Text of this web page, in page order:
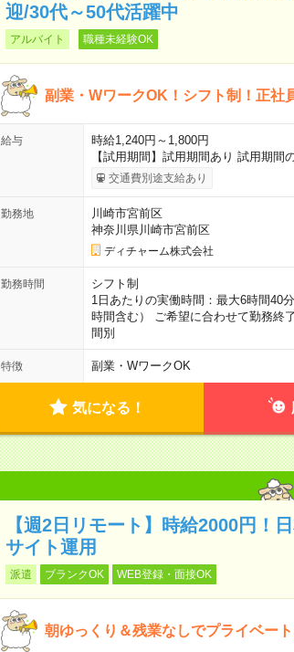
迎/30代～50代活躍中
アルバイト 職種未経験OK
副業・WワークOK！シフト制！正社
給与
時給1,240円～1,800円
【試用期間】試用期間あり 試用期間
交通費別途支給あり
勤務地
川崎市宮前区
神奈川県川崎市宮前区
ディチャーム株式会社
勤務時間
シフト制
1日あたりの実働時間：最大6時間40
時間含む） ご希望に合わせて勤務終
間別
特徴 副業・WワークOK
気になる！
【週2日リモート】時給2000円！
サイト運用
派遣 ブランクOK WEB登録・面接OK
朝ゆっくり＆残業なしでプライベー